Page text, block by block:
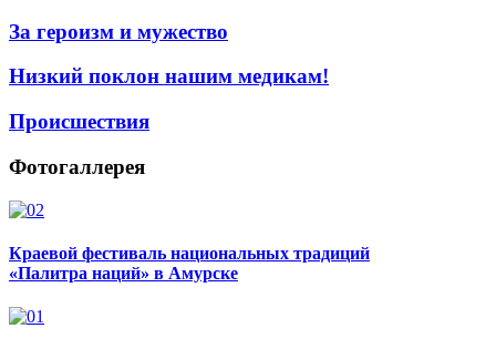
За героизм и мужество
Низкий поклон нашим медикам!
Происшествия
Фотогаллерея
Краевой фестиваль национальных традиций
«Палитра наций» в Амурске